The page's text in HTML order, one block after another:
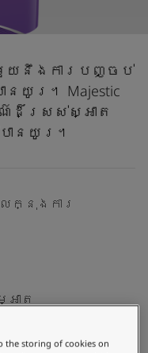
ទះ
ដោយការការបំផុសគំនិ
មួយនឹងការបញ្ចប់
យូរ។ Majestic
ណ៌ដ៏ស្រស់ស្អាត
ានយូរ។
លក្នុងការ
ាត
ស្វែងរកដេប៉ូ
the storing of cookies on